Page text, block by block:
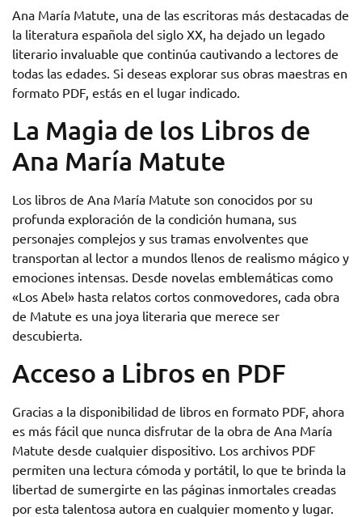
Ana María Matute, una de las escritoras más destacadas de
la literatura española del siglo XX, ha dejado un legado
literario invaluable que continúa cautivando a lectores de
todas las edades. Si deseas explorar sus obras maestras en
formato PDF, estás en el lugar indicado.
La Magia de los Libros de
Ana María Matute
Los libros de Ana María Matute son conocidos por su
profunda exploración de la condición humana, sus
personajes complejos y sus tramas envolventes que
transportan al lector a mundos llenos de realismo mágico y
emociones intensas. Desde novelas emblemáticas como
«Los Abel» hasta relatos cortos conmovedores, cada obra
de Matute es una joya literaria que merece ser
descubierta.
Acceso a Libros en PDF
Gracias a la disponibilidad de libros en formato PDF, ahora
es más fácil que nunca disfrutar de la obra de Ana María
Matute desde cualquier dispositivo. Los archivos PDF
permiten una lectura cómoda y portátil, lo que te brinda la
libertad de sumergirte en las páginas inmortales creadas
por esta talentosa autora en cualquier momento y lugar.